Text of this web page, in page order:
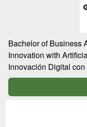
Bachelor of Business
Innovation with
Innovación Digital